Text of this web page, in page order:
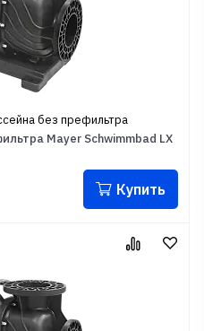
без префильтра
Mayer Schwimmbad LX
Купить